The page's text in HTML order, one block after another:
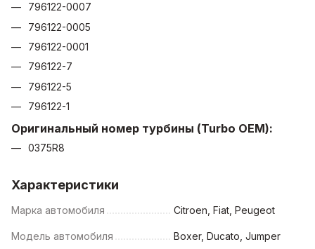
796122-0007
796122-0005
796122-0001
796122-7
796122-5
796122-1
Оригинальный номер турбины (Turbo OEM):
0375R8
Характеристики
Марка автомобиля Citroen, Fiat, Peugeot
Модель автомобиля Boxer, Ducato, Jumper